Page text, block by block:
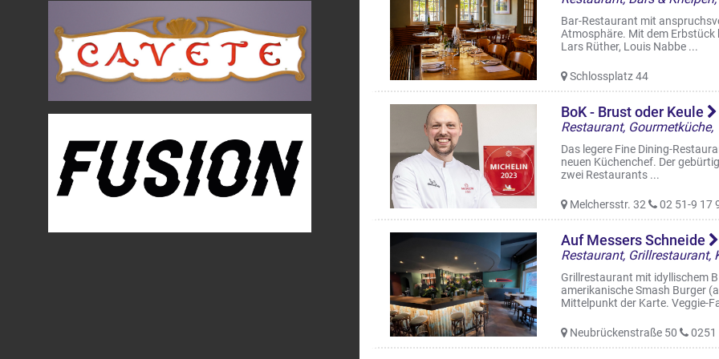
Bar-Restaurant mit
Atmosphäre. Mit dem Erbstück
Lars Rüther, Louis Nabbe ...
Schlossplatz 44
BoK - Brust oder Keule
Das legere Fine Dining-
neuen Küchenchef. Der
zwei Restaurants ...
Melchersstr. 32 02 51-9 17
Auf Messers Schneide
Grillrestaurant mit idyllischem
amerikanische Smash Burger
Mittelpunkt der Karte. Veggie-
Neubrückenstraße 50 0251